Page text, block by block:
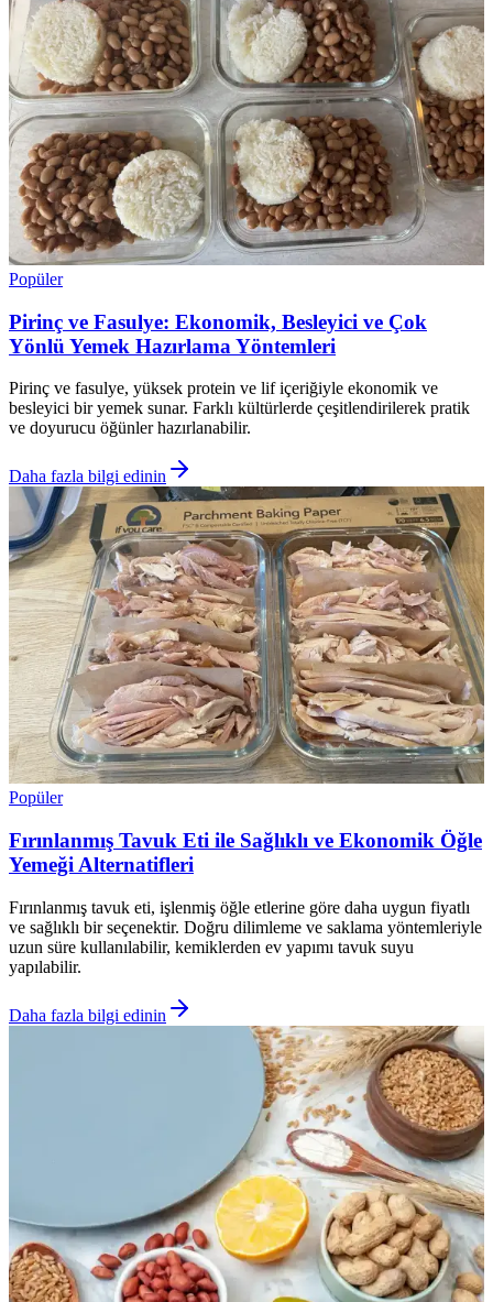
Popüler
Pirinç ve Fasulye: Ekonomik, Besleyici ve Çok
Yönlü Yemek Hazırlama Yöntemleri
Pirinç ve fasulye, yüksek protein ve lif içeriğiyle ekonomik ve
besleyici bir yemek sunar. Farklı kültürlerde çeşitlendirilerek pratik
ve doyurucu öğünler hazırlanabilir.
Daha fazla bilgi edinin
Popüler
Fırınlanmış Tavuk Eti ile Sağlıklı ve Ekonomik Öğle
Yemeği Alternatifleri
Fırınlanmış tavuk eti, işlenmiş öğle etlerine göre daha uygun fiyatlı
ve sağlıklı bir seçenektir. Doğru dilimleme ve saklama yöntemleriyle
uzun süre kullanılabilir, kemiklerden ev yapımı tavuk suyu
yapılabilir.
Daha fazla bilgi edinin